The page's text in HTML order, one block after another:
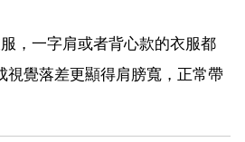
，一字肩或者背心款的衣服都
視覺落差更顯得肩膀寬，正常帶